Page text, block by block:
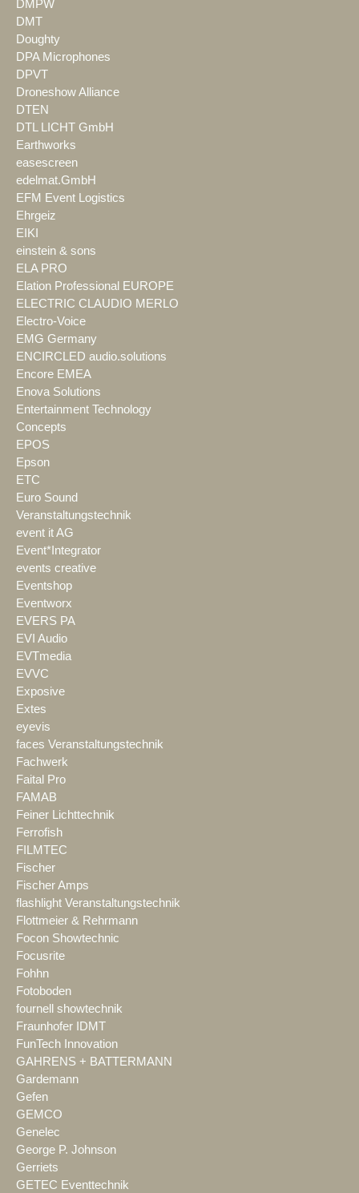
DMPW
DMT
Doughty
DPA Microphones
DPVT
Droneshow Alliance
DTEN
DTL LICHT GmbH
Earthworks
easescreen
edelmat.GmbH
EFM Event Logistics
Ehrgeiz
EIKI
einstein & sons
ELA PRO
Elation Professional EUROPE
ELECTRIC CLAUDIO MERLO
Electro-Voice
EMG Germany
ENCIRCLED audio.solutions
Encore EMEA
Enova Solutions
Entertainment Technology
Concepts
EPOS
Epson
ETC
Euro Sound
Veranstaltungstechnik
event it AG
Event*Integrator
events creative
Eventshop
Eventworx
EVERS PA
EVI Audio
EVTmedia
EVVC
Exposive
Extes
eyevis
faces Veranstaltungstechnik
Fachwerk
Faital Pro
FAMAB
Feiner Lichttechnik
Ferrofish
FILMTEC
Fischer
Fischer Amps
flashlight Veranstaltungstechnik
Flottmeier & Rehrmann
Focon Showtechnic
Focusrite
Fohhn
Fotoboden
fournell showtechnik
Fraunhofer IDMT
FunTech Innovation
GAHRENS + BATTERMANN
Gardemann
Gefen
GEMCO
Genelec
George P. Johnson
Gerriets
GETEC Eventtechnik